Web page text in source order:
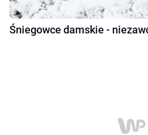
Śniegowce damskie -